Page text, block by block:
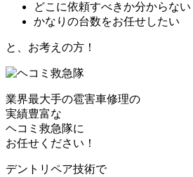
どこに依頼すべきか分からない
かなりの台数をお任せしたい
と、お考えの方！
業界最大手の雹害車修理の
実績豊富な
ヘコミ救急隊に
お任せください！
デントリペア技術で